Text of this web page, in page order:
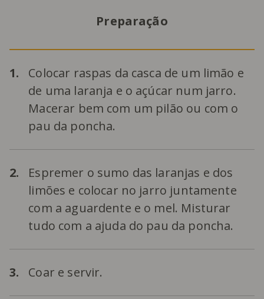
Preparação
1.
Colocar raspas da casca de um limão e
de uma laranja e o açúcar num jarro.
Macerar bem com um pilão ou com o
pau da poncha.
2.
Espremer o sumo das laranjas e dos
limões e colocar no jarro juntamente
com a aguardente e o mel. Misturar
tudo com a ajuda do pau da poncha.
3. Coar e servir.